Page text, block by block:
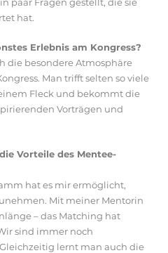
hat.
Erlebnis am Kongress?
die besondere Atmosphäre
Man trifft selten so viele
Fleck und bekommt die
Vorträgen und
Vorteile des Mentee-
hat es mir ermöglicht,
Mit meiner Mentorin
– das Matching hat
sind immer noch
lernt man auch die